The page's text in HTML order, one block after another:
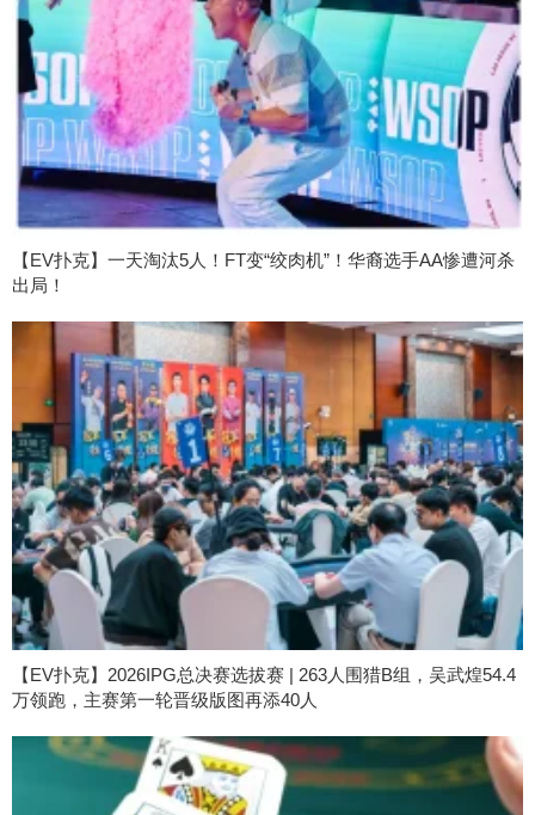
【EV扑克】一天淘汰5人！FT变“绞肉机”！华裔选手AA惨遭河杀
出局！
【EV扑克】2026IPG总决赛选拔赛 | 263人围猎B组，吴武煌54.4
万领跑，主赛第一轮晋级版图再添40人